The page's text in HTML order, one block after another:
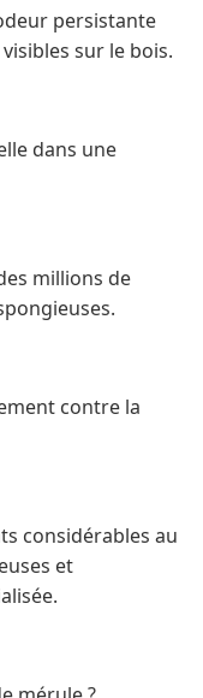
persistante
sur le bois.
dans une
millions de
contre la
considérables au
et